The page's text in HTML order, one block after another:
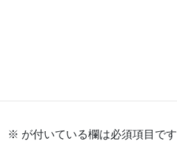
※ が付いている欄は必須項目です